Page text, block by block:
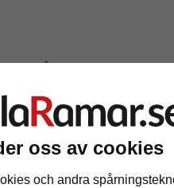
oss av cookies
och andra